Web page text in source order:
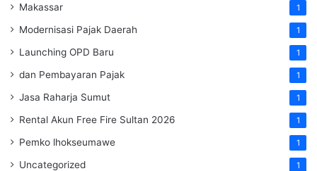
Makassar 1
Modernisasi Pajak Daerah 1
Launching OPD Baru 1
dan Pembayaran Pajak 1
Jasa Raharja Sumut 1
Rental Akun Free Fire Sultan 2026 1
Pemko lhokseumawe 1
Uncategorized 1